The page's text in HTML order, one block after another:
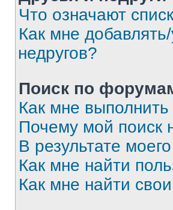
Что означают
Как мне
недругов?
Поиск по
Как мне
Почему мой поиск
В результате
Как мне найти
Как мне найти